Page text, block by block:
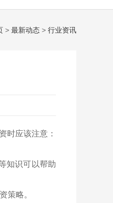
> 最新动态 > 行业资讯
时应该注意：
知识可以帮助
策略。